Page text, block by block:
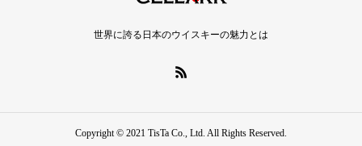
世界に誇る日本のウイスキーの魅力とは
Copyright © 2021 TisTa Co., Ltd. All Rights Reserved.